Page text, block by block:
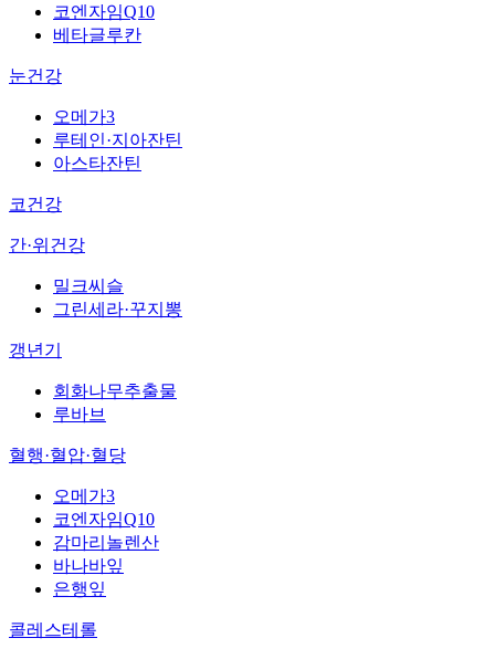
코엔자임Q10
베타글루칸
눈건강
오메가3
루테인·지아잔틴
아스타잔틴
코건강
간·위건강
밀크씨슬
그린세라·꾸지뽕
갱년기
회화나무추출물
루바브
혈행·혈압·혈당
오메가3
코엔자임Q10
감마리놀렌산
바나바잎
은행잎
콜레스테롤